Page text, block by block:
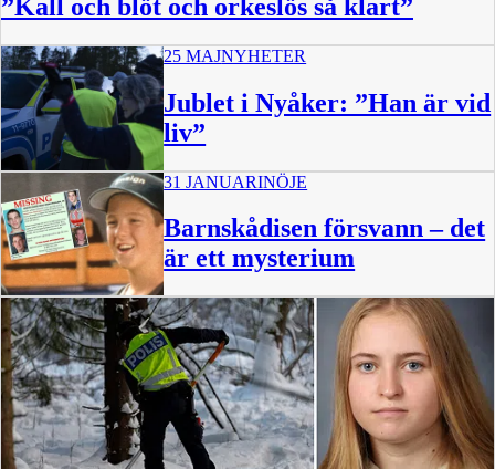
”Kall och blöt och orkeslös så klart”
25 MAJNYHETER
Jublet i Nyåker: ”Han är vid
liv”
31 JANUARINÖJE
Barnskådisen försvann – det
är ett mysterium